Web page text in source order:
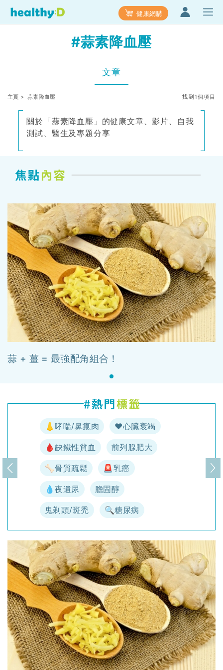
健康網購
#蒜素降血壓
文章
主頁 > 蒜素降血壓 找到1個項目
關於「蒜素降血壓」的健康文章、影片、自我
測試、醫生及專題分享
蒜 + 薑 = 最強配角組合！
👃哮喘/鼻瘜肉 ♥️心臟衰竭
🩸缺鐵性貧血 前列腺肥大
🦴骨質疏鬆 🚨乳癌
💧夜遺尿 膽固醇
鬼剃頭/斑禿 🔍糖尿病
上一頁 下